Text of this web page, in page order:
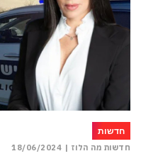
חדשות
חדשות מה הלוז | 18/06/2024